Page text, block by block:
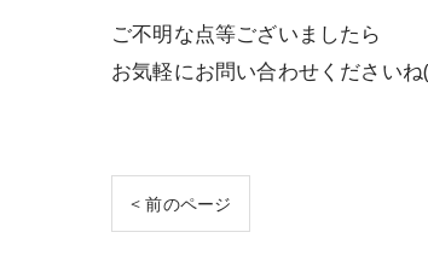
ご不明な点等ございましたら
お気軽にお問い合わせください
< 前のページ